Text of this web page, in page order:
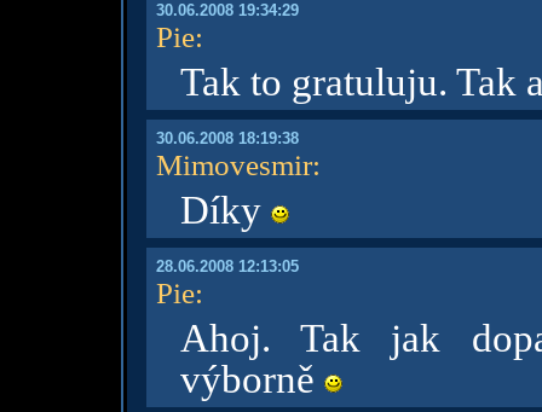
30.06.2008 19:34:29
Pie:
Tak to gratuluju. Tak
30.06.2008 18:19:38
Mimovesmir:
Díky
28.06.2008 12:13:05
Pie:
Ahoj. Tak jak
výborně